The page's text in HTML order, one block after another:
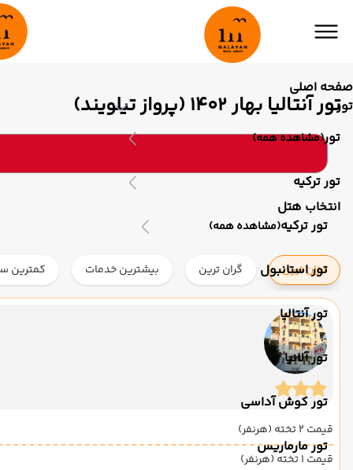
صفحه اصلی
تور
تور(مشاهده همه)
تور ترکیه
تور ترکیه(مشاهده همه)
تور استانبول
تور آنتالیا
تور آلانیا
تور کوش آداسی
تور مارماریس
تور آنتالیا بهار 1402 (پرواز تیلویند)
انتخاب هتل
ارزان ترین گران ترین بیشترین خدمات کمترین
قیمت 2 تخته (هرنفر)
قیمت 1 تخته (هرنفر)